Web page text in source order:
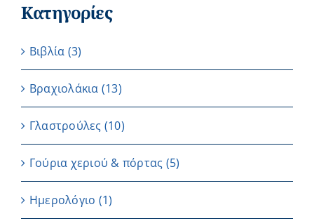
Κατηγορίες
Βιβλία (3)
Βραχιολάκια (13)
Γλαστρούλες (10)
Γούρια χεριού & πόρτας (5)
Ημερολόγιο (1)